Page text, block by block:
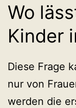
Wo
Kinder
Diese Frage
nur von
werden die